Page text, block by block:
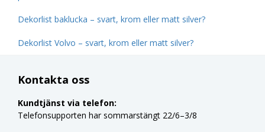
Dekorlist baklucka – svart, krom eller matt silver?
Dekorlist Volvo – svart, krom eller matt silver?
Kontakta oss
Kundtjänst via telefon:
Telefonsupporten har sommarstängt 22/6–3/8